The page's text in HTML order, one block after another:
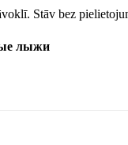
Stāv bez
лыжи